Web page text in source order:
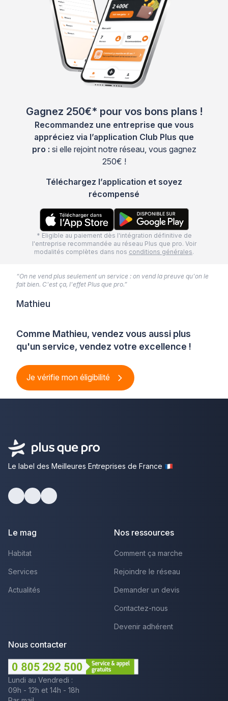
Gagnez 250€* pour vos bons plans !
Recommandez une entreprise que vous
appréciez via l’application Club Plus que
pro : si elle rejoint notre réseau, vous gagnez
250€ !
Téléchargez l’application et soyez
récompensé
* Eligible au paiement dès l'intégration définitive de
l'entreprise recommandée au réseau Plus que pro. Voir
modalités complètes dans nos conditions générales.
Comme Mathieu, vendez vous aussi plus
qu'un service, vendez votre excellence !
Je vérifie mon éligibilité
“On ne vend plus seulement un service : on vend la preuve qu'on le
fait bien. C'est ça, l'effet Plus que pro.”
Mathieu
Le label des Meilleures Entreprises de France
Le mag
Habitat
Services
Actualités
Nos ressources
Comment ça marche
Rejoindre le réseau
Demander un devis
Contactez-nous
Devenir adhérent
Nous contacter
Lundi au Vendredi :
09h - 12h et 14h - 18h